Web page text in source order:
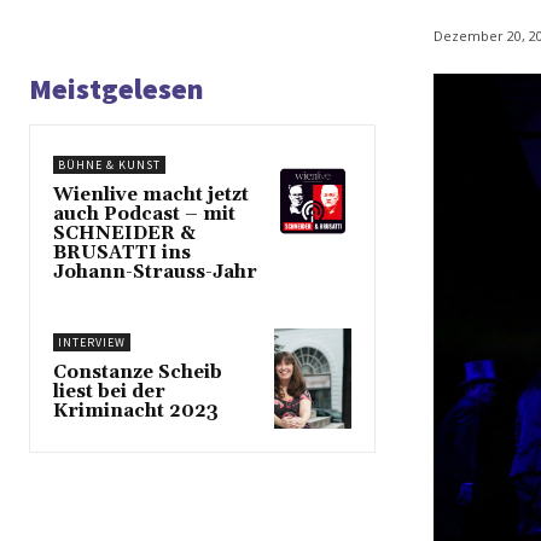
Meistgelesen
BÜHNE & KUNST
Wienlive macht jetzt
auch Podcast – mit
SCHNEIDER &
BRUSATTI ins
Johann-Strauss-Jahr
INTERVIEW
Constanze Scheib
liest bei der
Kriminacht 2023
Dezember 20,